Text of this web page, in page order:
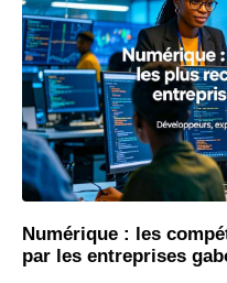
Numérique : les
par les entreprises